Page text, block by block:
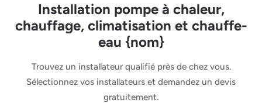
Installation pompe à chaleur,
chauffage, climatisation et chauffe-
eau {nom}
Trouvez un installateur qualifié près de chez vous.
Sélectionnez vos installateurs et demandez un devis
gratuitement.